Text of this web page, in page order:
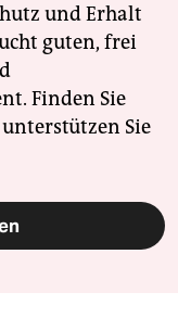
und Erhalt
guten, frei
Finden Sie
Sie